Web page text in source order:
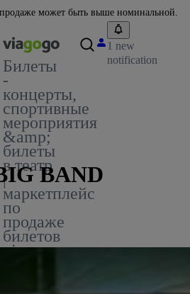
может быть выше номинальной.
Билеты
-
концерты,
спортивные
мероприятия
&amp;
билеты
в театр
|
маркетплейс
по
продаже
билетов
viagogo
1 new
notification
BAND